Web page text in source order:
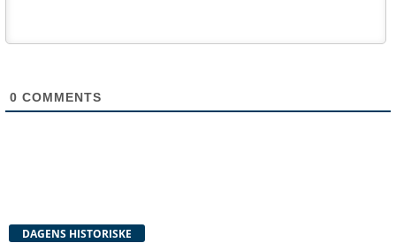
0 COMMENTS
DAGENS HISTORISKE